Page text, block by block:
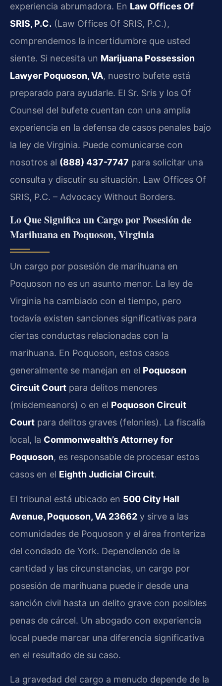
experiencia abrumadora. En Law Offices Of
SRIS, P.C. (Law Offices Of SRIS, P.C.),
comprendemos la incertidumbre que usted
siente. Si necesita un Marijuana Possession
Lawyer Poquoson, VA, nuestro bufete está
preparado para ayudarle. El Sr. Sris y los Of
Counsel del bufete cuentan con una amplia
experiencia en la defensa de casos penales bajo
la ley de Virginia. Puede comunicarse con
nosotros al (888) 437-7747 para solicitar una
consulta y discutir su situación. Law Offices Of
SRIS, P.C. – Advocacy Without Borders.
Lo Que Significa un Cargo por Posesión de
Marihuana en Poquoson, Virginia
Un cargo por posesión de marihuana en
Poquoson no es un asunto menor. La ley de
Virginia ha cambiado con el tiempo, pero
todavía existen sanciones significativas para
ciertas conductas relacionadas con la
marihuana. En Poquoson, estos casos
generalmente se manejan en el Poquoson
Circuit Court para delitos menores
(misdemeanors) o en el Poquoson Circuit
Court para delitos graves (felonies). La fiscalía
local, la Commonwealth’s Attorney for
Poquoson, es responsable de procesar estos
casos en el Eighth Judicial Circuit.
El tribunal está ubicado en 500 City Hall
Avenue, Poquoson, VA 23662 y sirve a las
comunidades de Poquoson y el área fronteriza
del condado de York. Dependiendo de la
cantidad y las circunstancias, un cargo por
posesión de marihuana puede ir desde una
sanción civil hasta un delito grave con posibles
penas de cárcel. Un abogado con experiencia
local puede marcar una diferencia significativa
en el resultado de su caso.
La gravedad del cargo a menudo depende de la